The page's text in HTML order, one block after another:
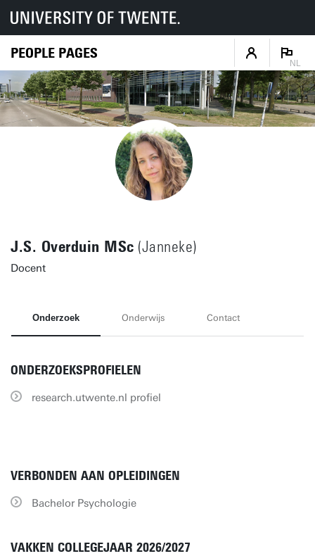
PEOPLE PAGES
NL
J.S. Overduin MSc (Janneke)
Docent
Onderzoek Onderwijs Contact
ONDERZOEKSPROFIELEN
research.utwente.nl profiel
VERBONDEN AAN OPLEIDINGEN
Bachelor Psychologie
VAKKEN COLLEGEJAAR 2026/2027